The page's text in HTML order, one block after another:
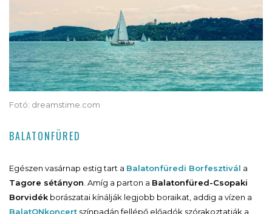
Fotó: dreamstime.com
BALATONFÜRED
Egészen vasárnap estig tart a Balatonfüredi Borfesztivál a
Tagore sétányon . Amíg a parton a Balatonfüred-Csopaki
Borvidék borászatai kínálják legjobb boraikat, addig a vízen a
BalatONkoncert színpadán fellépő előadók szórakoztatják a